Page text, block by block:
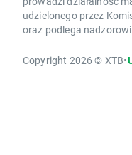
udzielonego przez
oraz podlega
Copyright 2026 © XTB•